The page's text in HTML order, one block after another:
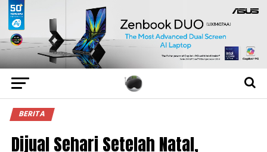
BERITA
Dijual Sehari Setelah Natal,